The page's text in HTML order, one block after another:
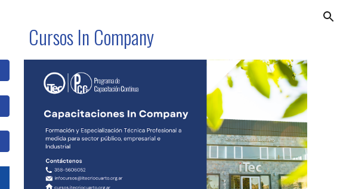
Cursos In Company